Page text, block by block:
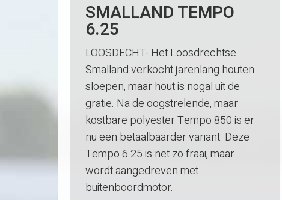
SMALLAND TEMPO
6.25
LOOSDECHT- Het Loosdrechtse
Smalland verkocht jarenlang houten
sloepen, maar hout is nogal uit de
gratie. Na de oogstrelende, maar
kostbare polyester Tempo 850 is er
nu een betaalbaarder variant. Deze
Tempo 6.25 is net zo fraai, maar
wordt aangedreven met
buitenboordmotor.